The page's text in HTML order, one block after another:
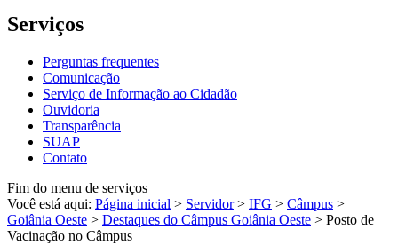
Serviços
Perguntas frequentes
Comunicação
Serviço de Informação ao Cidadão
Ouvidoria
Transparência
SUAP
Contato
Fim do menu de serviços
Você está aqui: Página inicial > Servidor > IFG > Câmpus >
Goiânia Oeste > Destaques do Câmpus Goiânia Oeste > Posto de
Vacinação no Câmpus